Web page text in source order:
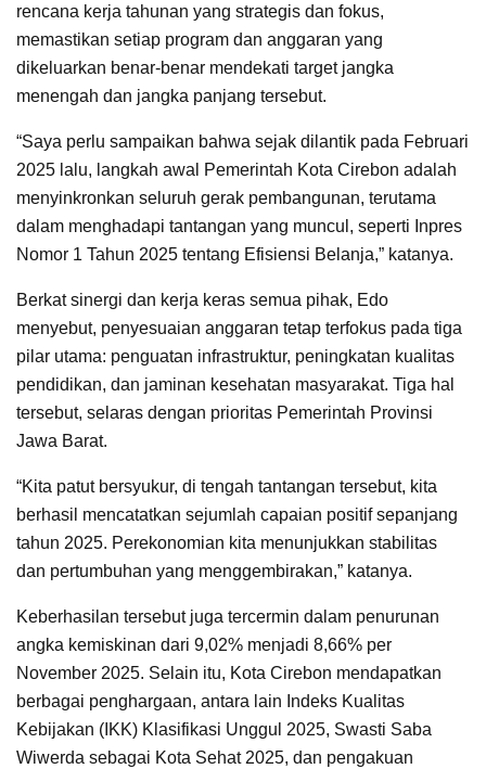
rencana kerja tahunan yang strategis dan fokus,
memastikan setiap program dan anggaran yang
dikeluarkan benar-benar mendekati target jangka
menengah dan jangka panjang tersebut.
“Saya perlu sampaikan bahwa sejak dilantik pada Februari
2025 lalu, langkah awal Pemerintah Kota Cirebon adalah
menyinkronkan seluruh gerak pembangunan, terutama
dalam menghadapi tantangan yang muncul, seperti Inpres
Nomor 1 Tahun 2025 tentang Efisiensi Belanja,” katanya.
Berkat sinergi dan kerja keras semua pihak, Edo
menyebut, penyesuaian anggaran tetap terfokus pada tiga
pilar utama: penguatan infrastruktur, peningkatan kualitas
pendidikan, dan jaminan kesehatan masyarakat. Tiga hal
tersebut, selaras dengan prioritas Pemerintah Provinsi
Jawa Barat.
“Kita patut bersyukur, di tengah tantangan tersebut, kita
berhasil mencatatkan sejumlah capaian positif sepanjang
tahun 2025. Perekonomian kita menunjukkan stabilitas
dan pertumbuhan yang menggembirakan,” katanya.
Keberhasilan tersebut juga tercermin dalam penurunan
angka kemiskinan dari 9,02% menjadi 8,66% per
November 2025. Selain itu, Kota Cirebon mendapatkan
berbagai penghargaan, antara lain Indeks Kualitas
Kebijakan (IKK) Klasifikasi Unggul 2025, Swasti Saba
Wiwerda sebagai Kota Sehat 2025, dan pengakuan